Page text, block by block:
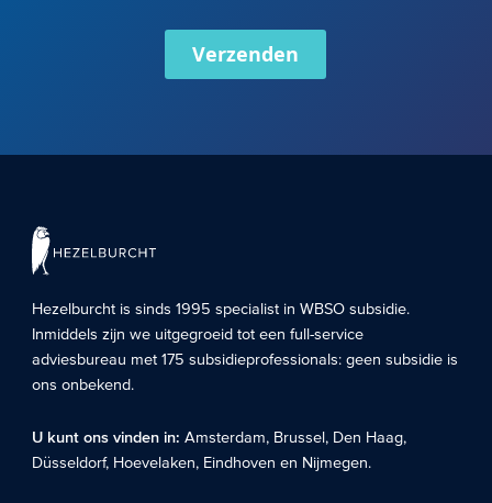
Verzenden
Hezelburcht is sinds 1995 specialist inWBSO subsidie.
Inmiddels zijn we uitgegroeid tot een full-service
adviesbureau met 175 subsidieprofessionals: geen subsidie is
ons onbekend.
U kunt ons vinden in:Amsterdam, Brussel, Den Haag,
Düsseldorf, Hoevelaken, Eindhoven en Nijmegen.